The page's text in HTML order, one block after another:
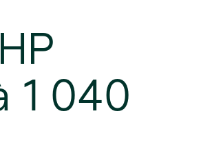
1 040